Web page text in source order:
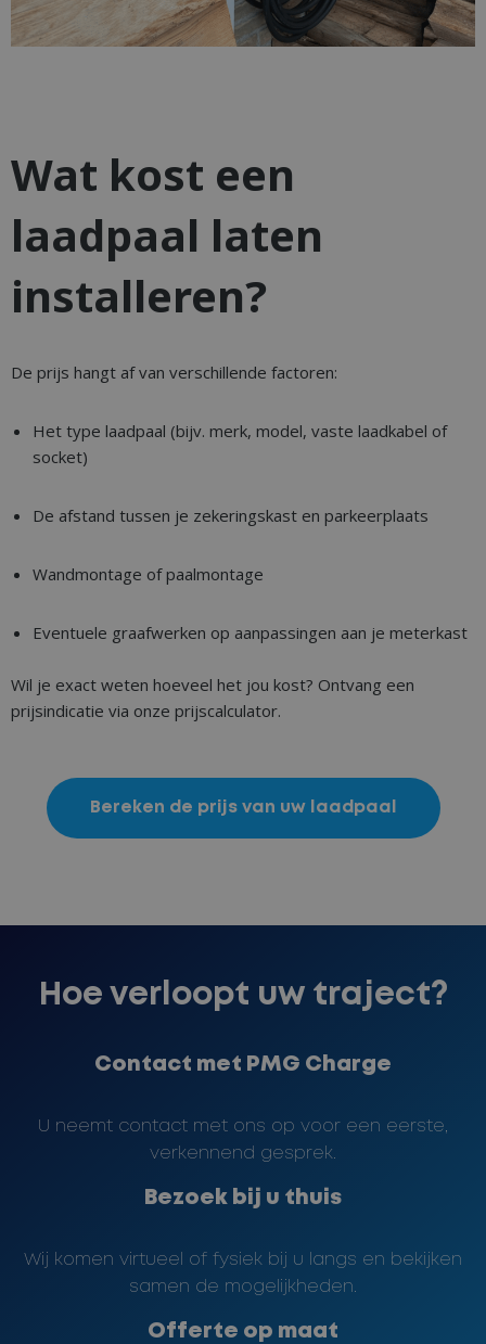
Wat kost een
laadpaal laten
installeren?
De prijs hangt af van verschillende factoren:
Het type laadpaal (bijv. merk, model, vaste laadkabel of
socket)
De afstand tussen je zekeringskast en parkeerplaats
Wandmontage of paalmontage
Eventuele graafwerken op aanpassingen aan je meterkast
Wil je exact weten hoeveel het jou kost? Ontvang een
prijsindicatie via onze prijscalculator.
Bereken de prijs van uw laadpaal
Hoe verloopt uw traject?
Contact met PMG Charge
U neemt contact met ons op voor een eerste,
verkennend gesprek.
Bezoek bij u thuis
Wij komen virtueel of fysiek bij u langs en bekijken
samen de mogelijkheden.
Offerte op maat